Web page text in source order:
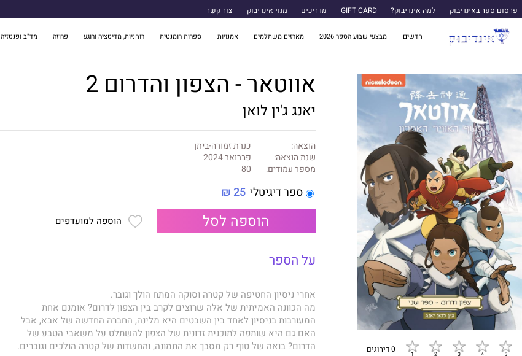
פרסום ספר באינדיבוק למה אינדיבוק? GIFT CARD מדריכים מנוי אינדיבוק צור קשר
חדשים מבצעי שבוע הספר 2026 מארזים משתלמים אמנויות ספרות רומנטית רוחניות, מדיטציה ורוגע פרוזה מד"ב ופנטזיה
0 דירוגים
אווטאר - הצפון והדרום 2
יאנג ג'ין לואן
הוצאה:
כנרת זמורה-ביתן
שנת הוצאה:
פברואר 2024
מספר עמודים:
80
ספר דיגיטלי 25 ₪
הוספה לסל הוספה למועדפים
על הספר
אחרי ניסיון החטיפה של קטרה וסוקה המתח הולך וגובר.
מה הכוונה האמיתית של אלה שרוצים לקרב בין הצפון לדרום? אומנם אחת
המעורבות בניסיון לאחד בין השבטים היא מלינה, החברה החדשה של אבא, אבל
האם גם היא שותפה לתוכנית זדונית של הצפון להשתלט על משאבי הטבע של
הדרום? בואה של טוף רק מסבך את התמונה, והחשדות של קטרה הולכים וגוברים.